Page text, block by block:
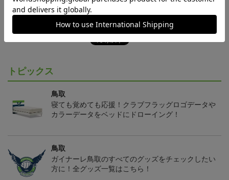
ヘルプページ
トピックス
鳥取
寝ても覚めても応援！クラブフラッグロゴデータや
カラーデータをベッドにドローイング！
鳥取
ガイナーレ鳥取のすべてのグッズをチェックしたい
方に！全グッズ一覧はこちら！